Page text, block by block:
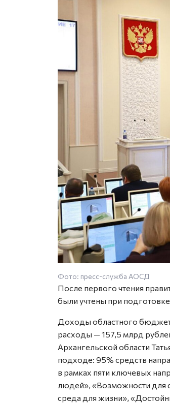
Фото: пресс-служба АОСД
После первого чтения
были учтены при
Доходы областного
расходы — 157,5 млрд
Архангельской области
подходе: 95% средств
в рамках пяти ключевых
людей», «Возможности для
среда для жизни»,